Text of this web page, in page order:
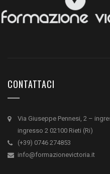
CONTATTACI
Via Giuseppe Pennesi, 2 –
ingresso 2 02100 Rieti (Ri)
(+39) 0746 274853
info@formazionevictoria.it